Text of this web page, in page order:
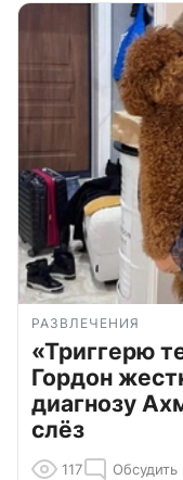
РАЗВЛЕЧЕНИЯ
«Триггерю
Гордон
диагнозу
слёз
117 Обсудить